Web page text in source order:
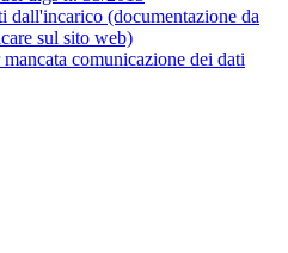
dall'incarico (documentazione da
sul sito web)
comunicazione dei dati